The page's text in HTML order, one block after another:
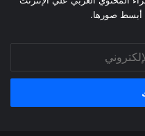
أبسط صورها.